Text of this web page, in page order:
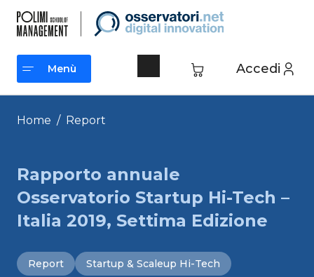
contenuto
Accedi
Menù
Menù
Home / Report
Rapporto annuale
Osservatorio Startup Hi-Tech –
Italia 2019, Settima Edizione
Report Startup & Scaleup Hi-Tech